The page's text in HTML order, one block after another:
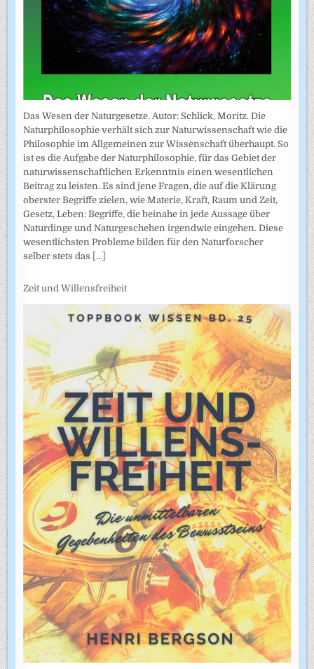
Das Wesen der Naturgesetze. Autor: Schlick, Moritz. Die
Naturphilosophie verhält sich zur Naturwissenschaft wie die
Philosophie im Allgemeinen zur Wissenschaft überhaupt. So
ist es die Aufgabe der Naturphilosophie, für das Gebiet der
naturwissenschaftlichen Erkenntnis einen wesentlichen
Beitrag zu leisten. Es sind jene Fragen, die auf die Klärung
oberster Begriffe zielen, wie Materie, Kraft, Raum und Zeit,
Gesetz, Leben: Begriffe, die beinahe in jede Aussage über
Naturdinge und Naturgeschehen irgendwie eingehen. Diese
wesentlichsten Probleme bilden für den Naturforscher
selber stets das [...]
Zeit und Willensfreiheit